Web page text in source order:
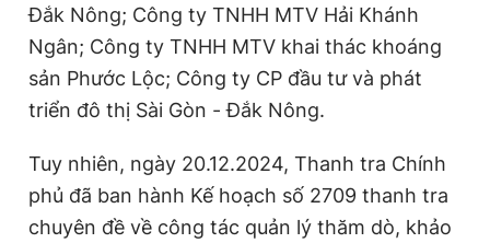
Đắk Nông; Công ty TNHH MTV Hải Khánh
Ngân; Công ty TNHH MTV khai thác khoáng
sản Phước Lộc; Công ty CP đầu tư và phát
triển đô thị Sài Gòn - Đắk Nông.
Tuy nhiên, ngày 20.12.2024, Thanh tra Chính
phủ đã ban hành Kế hoạch số 2709 thanh tra
chuyên đề về công tác quản lý thăm dò, khảo